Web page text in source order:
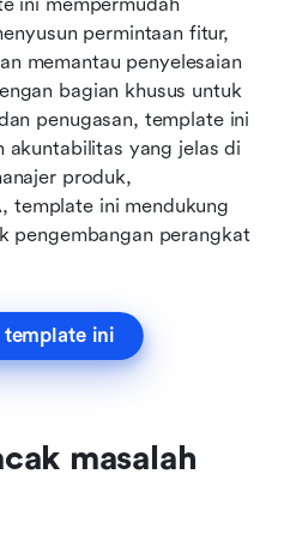
permintaan fitur,
memantau penyelesaian
bagian khusus untuk
penugasan, template ini
akuntabilitas yang jelas di
produk,
template ini mendukung
pengembangan perangkat
template ini
masalah